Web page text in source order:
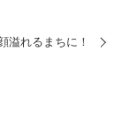
溢れるまちに！